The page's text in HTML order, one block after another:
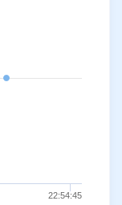
22:54:45